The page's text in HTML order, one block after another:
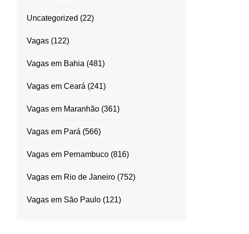
Uncategorized (22)
Vagas(122)
Vagas em Bahia (481)
Vagas em Ceará (241)
Vagas em Maranhão(361)
Vagas em Pará (566)
Vagas em Pernambuco(816)
Vagas em Rio de Janeiro(752)
Vagas em São Paulo(121)